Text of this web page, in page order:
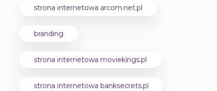
strona internetowa arcom.net.pl
branding
strona internetowa moviekings.pl
strona internetowa banksecrets.pl